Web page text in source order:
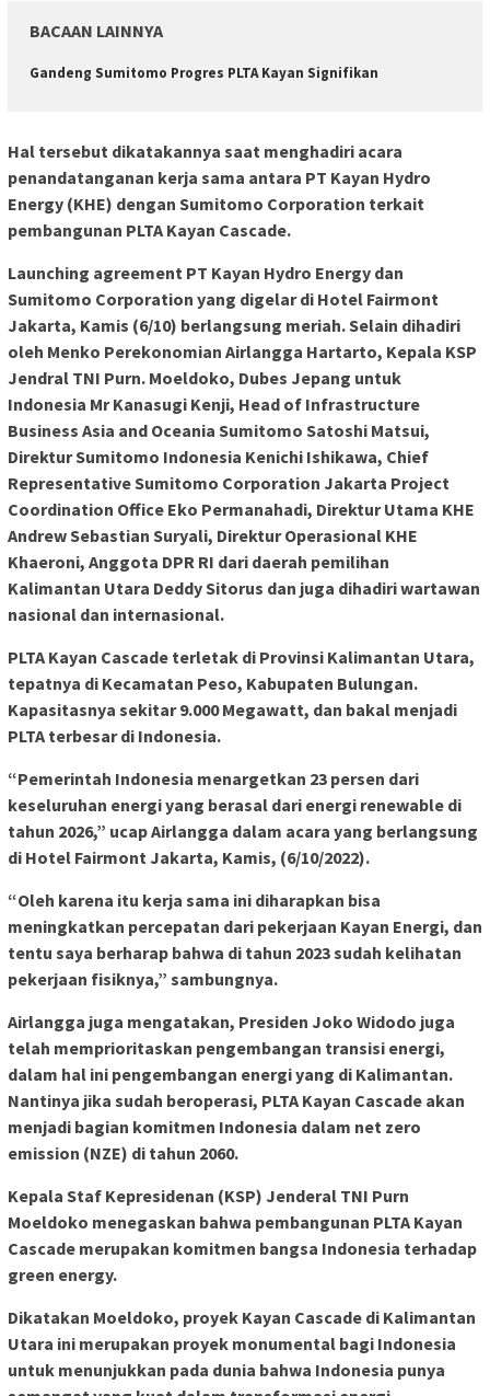
BACAAN LAINNYA
Gandeng Sumitomo Progres PLTA Kayan Signifikan
Hal tersebut dikatakannya saat menghadiri acara
penandatanganan kerja sama antara PT Kayan Hydro
Energy (KHE) dengan Sumitomo Corporation terkait
pembangunan PLTA Kayan Cascade.
Launching agreement PT Kayan Hydro Energy dan
Sumitomo Corporation yang digelar di Hotel Fairmont
Jakarta, Kamis (6/10) berlangsung meriah. Selain dihadiri
oleh Menko Perekonomian Airlangga Hartarto, Kepala KSP
Jendral TNI Purn. Moeldoko, Dubes Jepang untuk
Indonesia Mr Kanasugi Kenji, Head of Infrastructure
Business Asia and Oceania Sumitomo Satoshi Matsui,
Direktur Sumitomo Indonesia Kenichi Ishikawa, Chief
Representative Sumitomo Corporation Jakarta Project
Coordination Office Eko Permanahadi, Direktur Utama KHE
Andrew Sebastian Suryali, Direktur Operasional KHE
Khaeroni, Anggota DPR RI dari daerah pemilihan
Kalimantan Utara Deddy Sitorus dan juga dihadiri wartawan
nasional dan internasional.
PLTA Kayan Cascade terletak di Provinsi Kalimantan Utara,
tepatnya di Kecamatan Peso, Kabupaten Bulungan.
Kapasitasnya sekitar 9.000 Megawatt, dan bakal menjadi
PLTA terbesar di Indonesia.
“Pemerintah Indonesia menargetkan 23 persen dari
keseluruhan energi yang berasal dari energi renewable di
tahun 2026,” ucap Airlangga dalam acara yang berlangsung
di Hotel Fairmont Jakarta, Kamis, (6/10/2022).
“Oleh karena itu kerja sama ini diharapkan bisa
meningkatkan percepatan dari pekerjaan Kayan Energi, dan
tentu saya berharap bahwa di tahun 2023 sudah kelihatan
pekerjaan fisiknya,” sambungnya.
Airlangga juga mengatakan, Presiden Joko Widodo juga
telah memprioritaskan pengembangan transisi energi,
dalam hal ini pengembangan energi yang di Kalimantan.
Nantinya jika sudah beroperasi, PLTA Kayan Cascade akan
menjadi bagian komitmen Indonesia dalam net zero
emission (NZE) di tahun 2060.
Kepala Staf Kepresidenan (KSP) Jenderal TNI Purn
Moeldoko menegaskan bahwa pembangunan PLTA Kayan
Cascade merupakan komitmen bangsa Indonesia terhadap
green energy.
Dikatakan Moeldoko, proyek Kayan Cascade di Kalimantan
Utara ini merupakan proyek monumental bagi Indonesia
untuk menunjukkan pada dunia bahwa Indonesia punya